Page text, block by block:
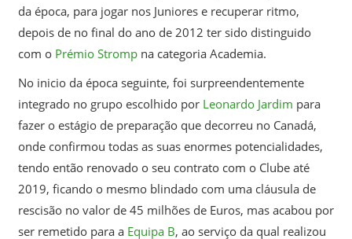
da época, para jogar nos Juniores e recuperar ritmo,
depois de no final do ano de 2012 ter sido distinguido
com o Prémio Strompna categoria Academia.
No inicio da época seguinte, foi surpreendentemente
integrado no grupo escolhido por Leonardo Jardim para
fazer o estágio de preparação que decorreu no Canadá,
onde confirmou todas as suas enormes potencialidades,
tendo então renovado o seu contrato com o Clube até
2019, ficando o mesmo blindado com uma cláusula de
rescisão no valor de 45 milhões de Euros, mas acabou por
ser remetido para a Equipa B, ao serviço da qual realizou